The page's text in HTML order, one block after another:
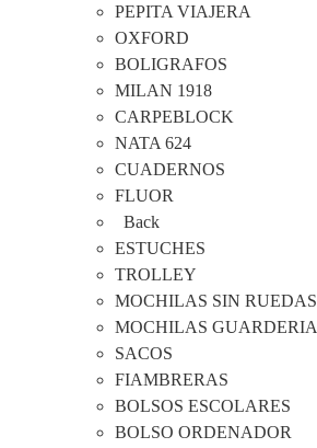
PEPITA VIAJERA
OXFORD
BOLIGRAFOS
MILAN 1918
CARPEBLOCK
NATA 624
CUADERNOS
FLUOR
Back
ESTUCHES
TROLLEY
MOCHILAS SIN RUEDAS
MOCHILAS GUARDERIA
SACOS
FIAMBRERAS
BOLSOS ESCOLARES
BOLSO ORDENADOR